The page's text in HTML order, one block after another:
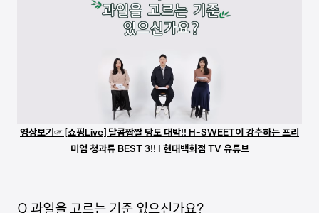
영상보기☞ [쇼핑Live] 달콤짭짤 당도 대박!! H-SWEET이 강추하는 프리
미엄 청과류 BEST 3!! I 현대백화점 TV 유튜브
Q 과일을 고르는 기준 있으신가요?